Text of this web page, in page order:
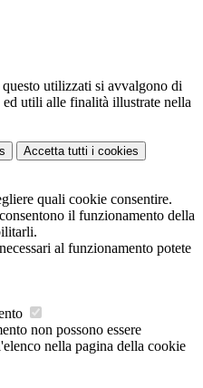
utilizzati si avvalgono di
utili alle finalità illustrate nella
Accetta tutti i cookies
quali cookie consentire.
il funzionamento della
al funzionamento potete
non possono essere
nella pagina della cookie